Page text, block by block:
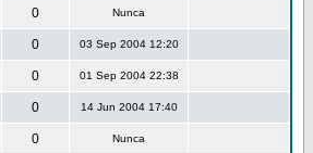
0 Nunca
0 03 Sep 2004 12:20
0 01 Sep 2004 22:38
0 14 Jun 2004 17:40
0 Nunca